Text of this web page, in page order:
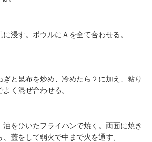
浸す。ボウルにＡを全て合わせる。
ぎと昆布を炒め、冷めたら２に加え、粘り
く混ぜ合わせる。
油をひいたフライパンで焼く。両面に焼き
蓋をして弱火で中まで火を通す。